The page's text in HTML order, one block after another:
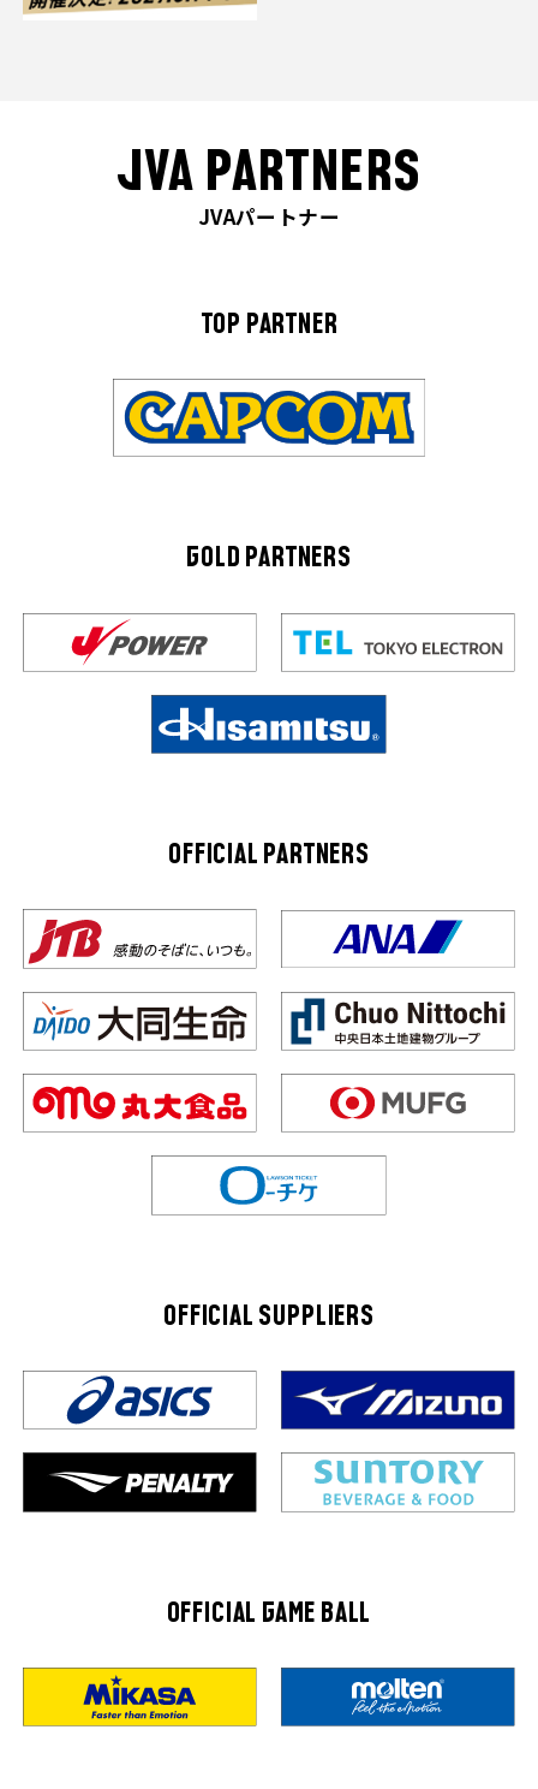
JVA PARTNERS
JVAパートナー
TOP PARTNER
GOLD PARTNERS
OFFICIAL PARTNERS
OFFICIAL SUPPLIERS
OFFICIAL GAME BALL